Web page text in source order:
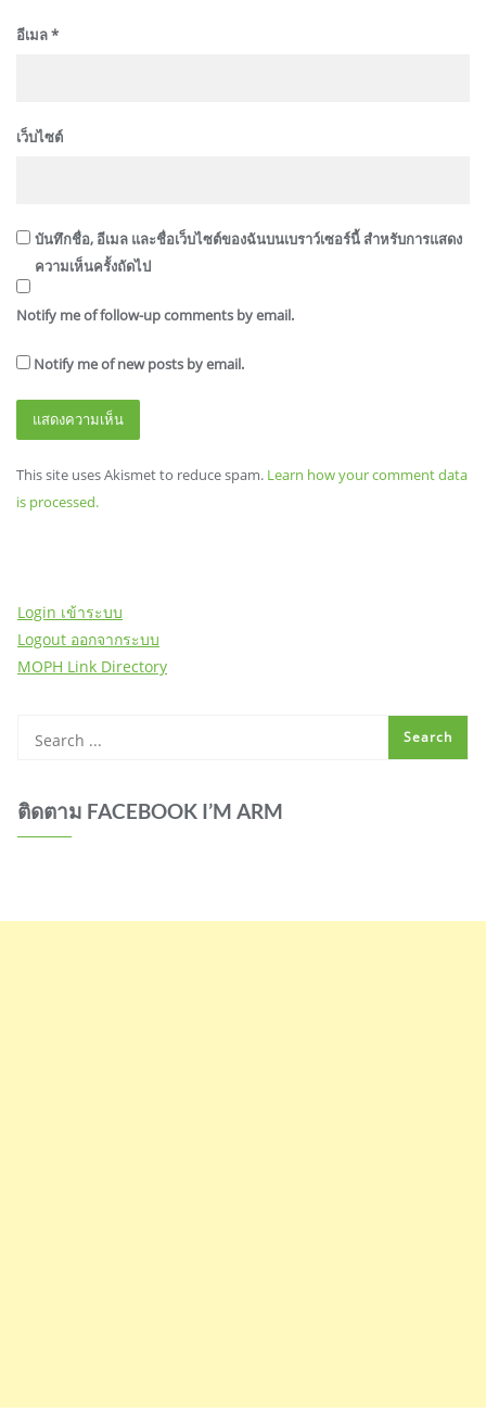
อีเมล*
เว็บไซต์
บันทึกชื่อ, อีเมล และชื่อเว็บไซต์ของฉันบนเบราว์เซอร์นี้ สำหรับการแสดง
ความเห็นครั้งถัดไป
Notify me of follow-up comments by email.
Notify me of new posts by email.
This site uses Akismet to reduce spam. Learn how your comment data
is processed.
Login เข้าระบบ
Logout ออกจากระบบ
MOPH Link Directory
ติดตาม FACEBOOK I’M ARM